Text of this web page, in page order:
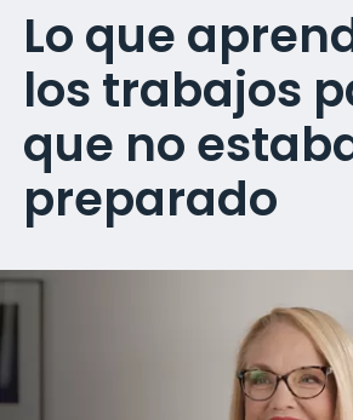
Lo que
los trabajos
que no
preparado